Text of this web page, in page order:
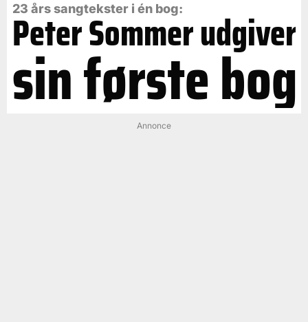
23 års sangtekster i én bog:
Peter Sommer udgiver
sin første bog
Annonce